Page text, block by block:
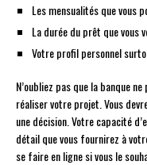
Les mensualités que vous
La durée du prêt que vous
Votre profil personnel
N’oubliez pas que la banque
réaliser votre projet. Vous
une décision. Votre capacité
détail que vous fournirez à
se faire en ligne si vous le